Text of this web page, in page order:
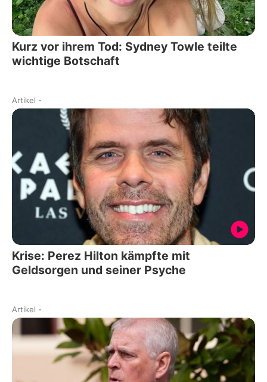
Kurz vor ihrem Tod: Sydney Towle teilte
wichtige Botschaft
Artikel -
Krise: Perez Hilton kämpfte mit
Geldsorgen und seiner Psyche
Artikel -